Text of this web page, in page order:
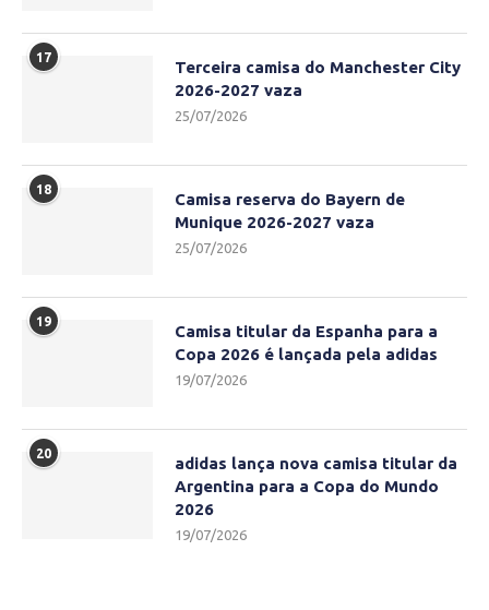
17
Terceira camisa do Manchester City
2026-2027 vaza
25/07/2026
18
Camisa reserva do Bayern de
Munique 2026-2027 vaza
25/07/2026
19
Camisa titular da Espanha para a
Copa 2026 é lançada pela adidas
19/07/2026
20
adidas lança nova camisa titular da
Argentina para a Copa do Mundo
2026
19/07/2026